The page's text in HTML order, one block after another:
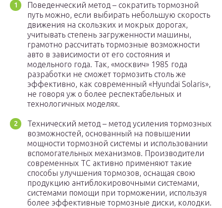
Поведенческий метод – сократить тормозной
путь можно, если выбирать небольшую скорость
движения на скользких и мокрых дорогах,
учитывать степень загруженности машины,
грамотно рассчитать тормозные возможности
авто в зависимости от его состояния и
модельного года. Так, «москвич» 1985 года
разработки не сможет тормозить столь же
эффективно, как современный «Hyundai Solaris»,
не говоря уж о более респектабельных и
технологичных моделях.
Технический метод – метод усиления тормозных
возможностей, основанный на повышении
мощности тормозной системы и использовании
вспомогательных механизмов. Производители
современных ТС активно применяют такие
способы улучшения тормозов, оснащая свою
продукцию антиблокировочными системами,
системами помощи при торможении, используя
более эффективные тормозные диски, колодки.